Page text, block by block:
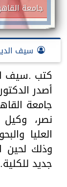
جامعة
سيف
كتب .سيف
أصدر
جامعة
نصر، وكيل
العليا
وذلك لحين
جديد للكلية.